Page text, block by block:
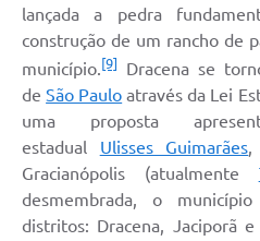
lançada a pedra
construção de um rancho de
município. [9]
Dracena se
deSão Paulo através da Lei
uma proposta
estadual Ulisses Guimarães,
Gracianópolis (atualmente
desmembrada, o
distritos: Dracena, Jaciporã